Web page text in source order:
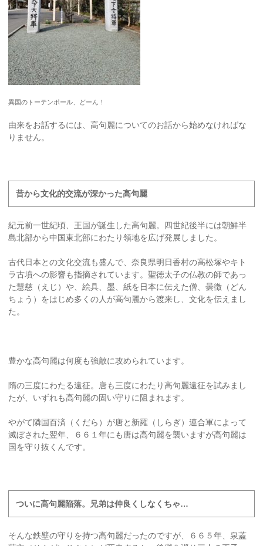
異国のトーテンポール、どーん！
由来をお話するには、高句麗についてのお話から始めなければな
りません。
昔から文化的交流が深かった高句麗
紀元前一世紀頃、王国が誕生した高句麗。四世紀後半には朝鮮半
島北部から中国東北部にわたり領地を広げ発展しました。
古代日本との文化交流も盛んで、奈良県明日香村の高松塚やキト
ラ古墳への影響も指摘されています。聖徳太子の仏教の師であっ
た慧慈（えじ）や、絵具、墨、紙を日本に伝えた僧、曇徴（どん
ちょう）をはじめ多くの人が高句麗から渡来し、文化を伝えまし
た。
豊かな高句麗は何度も強敵に攻められています。
隋の三度にわたる遠征。唐も三度にわたり高句麗遠征を試みまし
たが、いずれも高句麗の固い守りに阻まれます。
やがて隣国百済（くだら）が唐と新羅（しらぎ）連合軍によって
滅ぼされた翌年、６６１年にも唐は高句麗を襲いますが高句麗は
国を守り抜くんです。
ついに高句麗陥落。兄弟は仲良くしなくちゃ…
そんな鉄壁の守りを持つ高句麗だったのですが、６６５年、泉蓋